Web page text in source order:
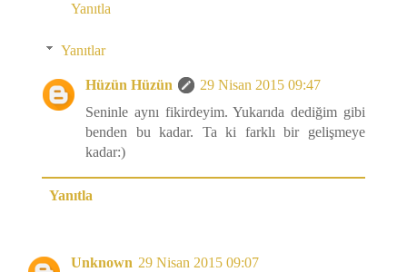
Yanıtla
Yanıtlar
Hüzün Hüzün
29 Nisan 2015 09:47
Seninle aynı fikirdeyim. Yukarıda dediğim gibi
benden bu kadar. Ta ki farklı bir gelişmeye
kadar:)
Yanıtla
Unknown 29 Nisan 2015 09:07